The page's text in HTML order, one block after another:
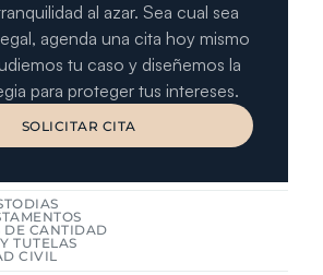
DE CANTIDAD
TUTELAS
CIVIL
al azar. Sea cual sea
agenda una cita hoy mismo
tu caso y diseñemos la
para proteger tus intereses.
SOLICITAR CITA